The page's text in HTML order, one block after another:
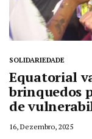
SOLIDARIEDADE
Equatorial
brinquedos
de
16, Dezembro, 2025